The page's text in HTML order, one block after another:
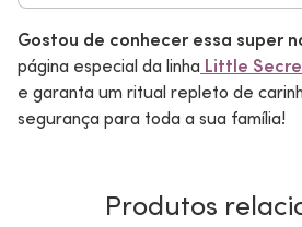
Gostou de conhecer essa super
página especial da linha Little
e garanta um ritual repleto de
segurança para toda a sua família!
Produtos